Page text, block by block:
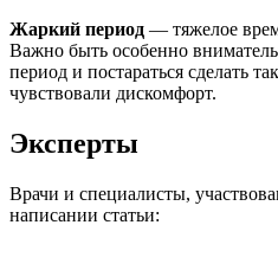
Жаркий период — тяжелое
Важно быть особенно
период и постараться сделать
чувствовали дискомфорт.
Эксперты
Врачи и специалисты,
написании статьи: